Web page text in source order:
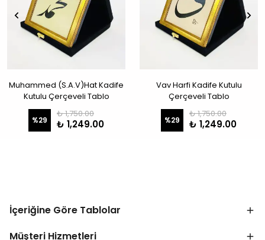
Muhammed (S.A.V)Hat Kadife
Kutulu Çerçeveli Tablo
%29
₺ 1,750.00
₺ 1,249.00
Vav Harfi Kadife Kutulu
Çerçeveli Tablo
%29
₺ 1,750.00
₺ 1,249.00
İçeriğine Göre Tablolar
Müşteri Hizmetleri